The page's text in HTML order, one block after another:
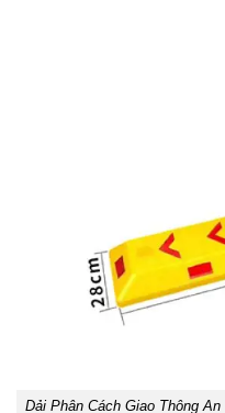
Dải Phân Cách Giao Thông